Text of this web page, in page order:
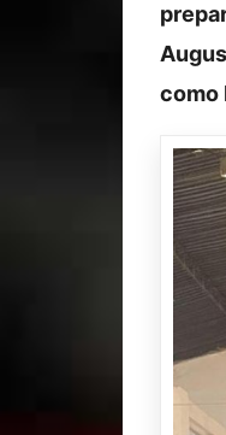
como